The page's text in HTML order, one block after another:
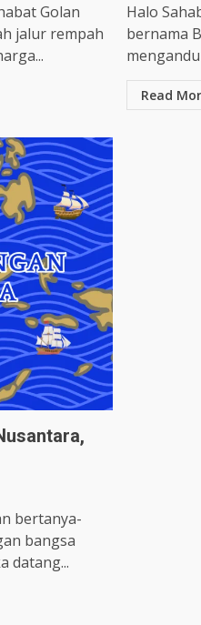
Golan
jalur rempah
Halo
bernama
Read
bertanya-
bangsa
datang...